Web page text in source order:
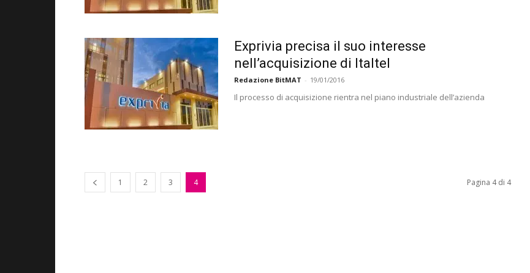
Exprivia precisa il suo interesse
nell’acquisizione di Italtel
Redazione BitMAT - 19/01/2016
Il processo di acquisizione rientra nel piano industriale dell’azienda
1 2 3 4 Pagina 4 di 4